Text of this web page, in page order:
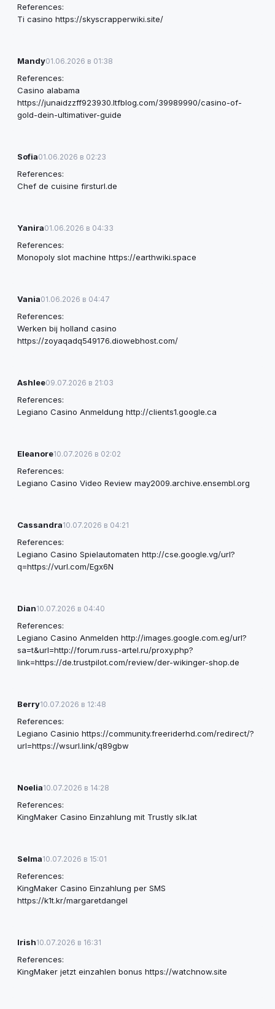
References:
Ti casino https://skyscrapperwiki.site/
Mandy01.06.2026 в 01:38
References:
Casino alabama
https://junaidzzff923930.ltfblog.com/39989990/casino-of-
gold-dein-ultimativer-guide
Sofia01.06.2026 в 02:23
References:
Chef de cuisine firsturl.de
Yanira01.06.2026 в 04:33
References:
Monopoly slot machine https://earthwiki.space
Vania01.06.2026 в 04:47
References:
Werken bij holland casino
https://zoyaqadq549176.diowebhost.com/
Ashlee09.07.2026 в 21:03
References:
Legiano Casino Anmeldung http://clients1.google.ca
Eleanore10.07.2026 в 02:02
References:
Legiano Casino Video Review may2009.archive.ensembl.org
Cassandra10.07.2026 в 04:21
References:
Legiano Casino Spielautomaten http://cse.google.vg/url?
q=https://vurl.com/Egx6N
Dian10.07.2026 в 04:40
References:
Legiano Casino Anmelden http://images.google.com.eg/url?
sa=t&url=http://forum.russ-artel.ru/proxy.php?
link=https://de.trustpilot.com/review/der-wikinger-shop.de
Berry10.07.2026 в 12:48
References:
Legiano Casinio https://community.freeriderhd.com/redirect/?
url=https://wsurl.link/q89gbw
Noelia10.07.2026 в 14:28
References:
KingMaker Casino Einzahlung mit Trustly slk.lat
Selma10.07.2026 в 15:01
References:
KingMaker Casino Einzahlung per SMS
https://k1t.kr/margaretdangel
Irish10.07.2026 в 16:31
References:
KingMaker jetzt einzahlen bonus https://watchnow.site